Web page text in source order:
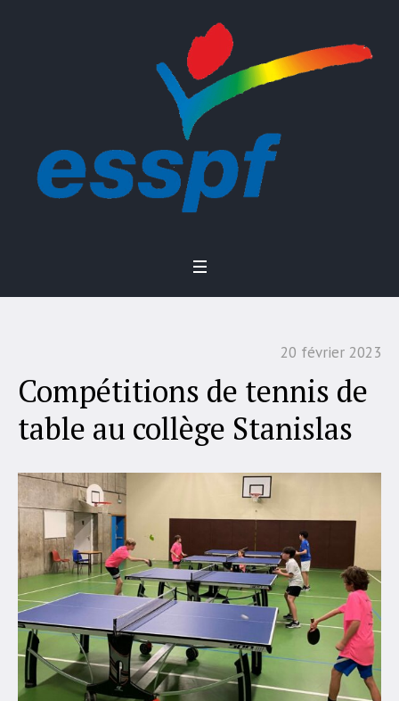
20 février 2023
Compétitions de tennis de
table au collège Stanislas